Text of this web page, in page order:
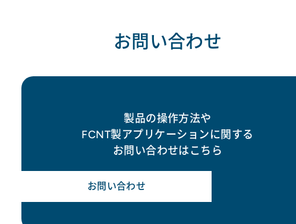
お問い合わせ
製品の操作方法や
FCNT製アプリケーションに関する
お問い合わせはこちら
お問い合わせ